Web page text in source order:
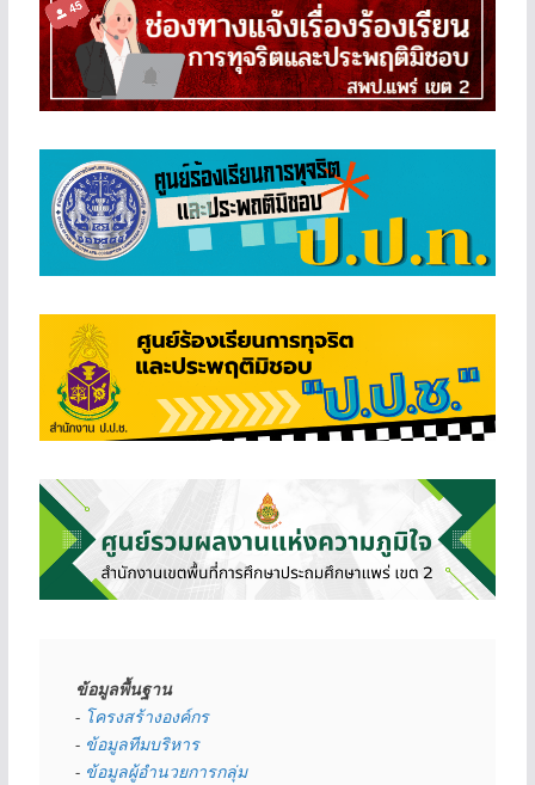
ข้อมูลพื้นฐาน
- โครงสร้างองค์กร
- ข้อมูลทีมบริหาร
- ข้อมูลผู้อำนวยการกลุ่ม